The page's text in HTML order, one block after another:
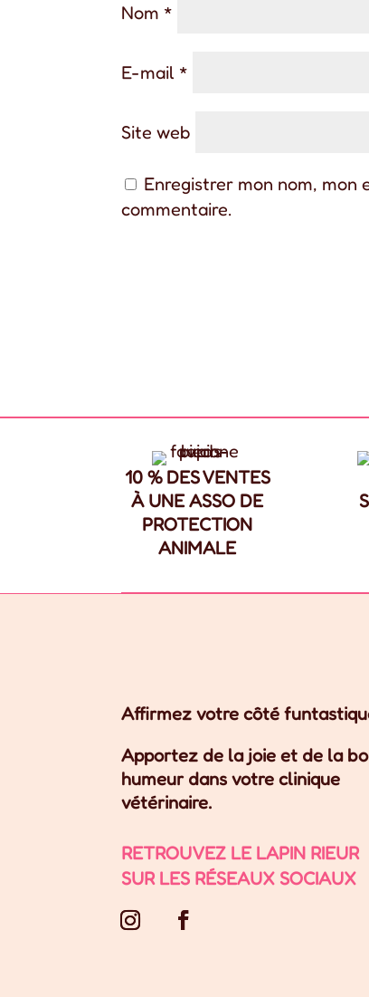
Nom *
E-mail *
Site web
Enregistrer mon nom,
commentaire.
10 % DES VENTES
À UNE ASSO DE
PROTECTION
ANIMALE
Affirmez votre côté
Apportez de la joie et de la
humeur dans votre clinique
vétérinaire.
RETROUVEZ LE LAPIN RIEUR
SUR LES RÉSEAUX SOCIAUX